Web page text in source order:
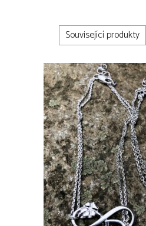
Související produkty